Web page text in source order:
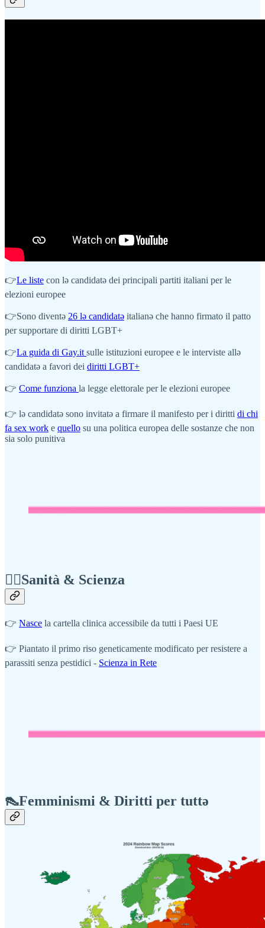
👉Le liste con lə candidatə dei principali partiti italiani per le
elezioni europee
👉Sono diventə 26 lə candidatə italianə che hanno firmato il patto
per supportare di diritti LGBT+
👉La guida di Gay.it sulle istituzioni europee e le interviste allə
candidatə a favori dei diritti LGBT+
👉 Come funziona la legge elettorale per le elezioni europee
👉 lə candidatə sono invitatə a firmare il manifesto per i diritti di chi
fa sex work e quello su una politica europea delle sostanze che non
sia solo punitiva
👨‍⚕️Sanità & Scienza
👉 Nasce la cartella clinica accessibile da tutti i Paesi UE
👉 Piantato il primo riso geneticamente modificato per resistere a
parassiti senza pestidici - Scienza in Rete
👠Femminismi & Diritti per tuttə